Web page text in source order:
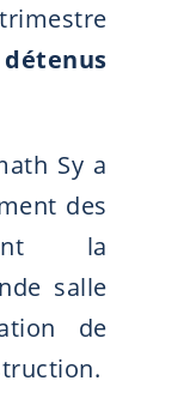
Sy a
des
la
salle
de